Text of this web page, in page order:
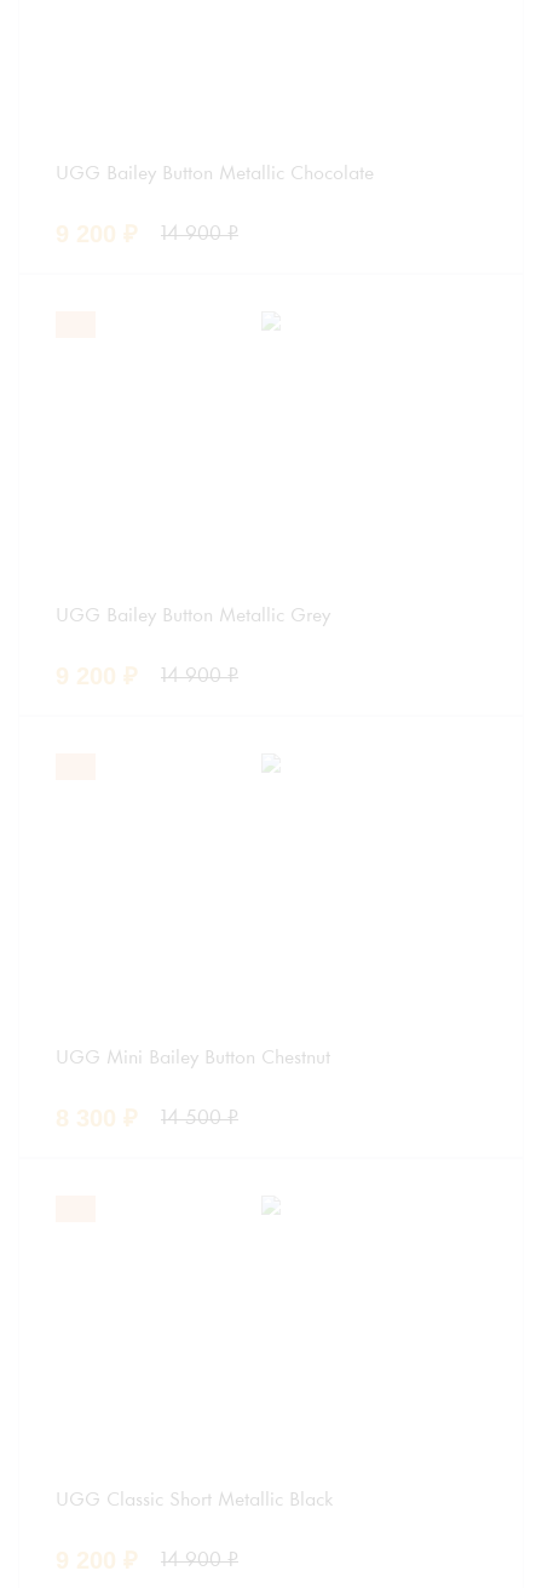
UGG Bailey Button Metallic Chocolate
9 200 ₽ 14 900₽
UGG Bailey Button Metallic Grey
9 200 ₽ 14 900₽
UGG Mini Bailey Button Chestnut
8 300 ₽ 14 500₽
UGG Classic Short Metallic Black
9 200 ₽ 14 900₽